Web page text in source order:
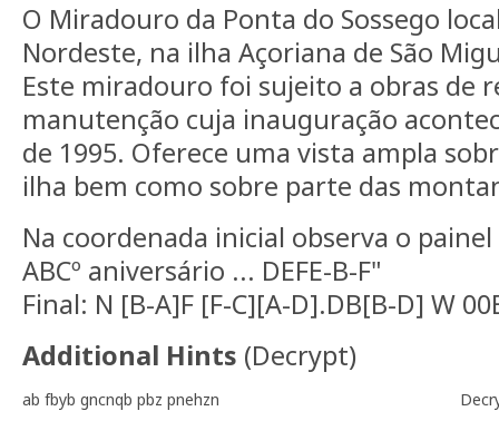
O Miradouro da Ponta do Sossego
Nordeste, na ilha Açoriana de São
Este miradouro foi sujeito a obras de
manutenção cuja inauguração
de 1995. Oferece uma vista ampla
ilha bem como sobre parte das
Na coordenada inicial observa o
ABCº aniversário ... DEFE-B-F"
Final: N [B-A]F [F-C][A-D].DB[B-D] W
Additional Hints (Decrypt)
ab fbyb gncnqb pbz pnehzn